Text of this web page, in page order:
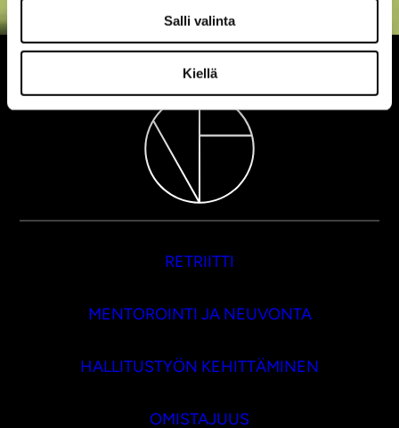
Salli valinta
Kiellä
RETRIITTI
MENTOROINTI JA NEUVONTA
HALLITUSTYÖN KEHITTÄMINEN
OMISTAJUUS